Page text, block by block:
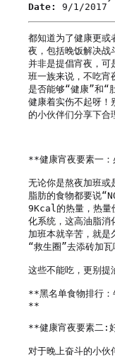
Date:
9/1/2017
都知道为了健康更或
夜，包括晚饭解决战
并非是提倡宵夜，可
班一族来说，不吃宵
是否能够“健康”和“
健康着实伤不起呀
的小伙伴们分享下合
**健康宵夜要素一
无论你是熬夜加班或
脂肪的食物都要说
9Kcal的热量，热量
化系统，这高油脂消
加班本就辛苦，就是
“救生圈”去添砖加瓦
这些不能吃，更别提
**黑名单食物排行：
**
**健康宵夜要素二:
对于晚上奋斗的小伙